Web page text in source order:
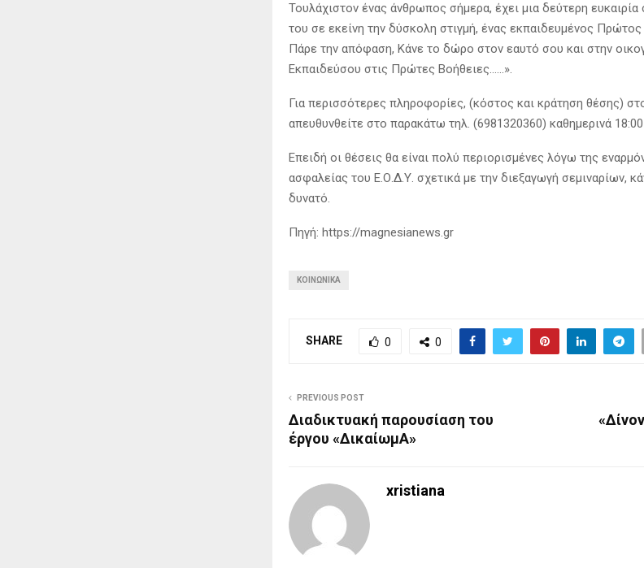
Τουλάχιστον ένας άνθρωπος σήμερα, έχει μια δεύτερη
του σε εκείνη την δύσκολη στιγμή, ένας εκπαιδευμένος Πρώτος
Πάρε την απόφαση, Κάνε το δώρο στον εαυτό σου και στην
Εκπαιδεύσου στις Πρώτες Βοήθειες……».
Για περισσότερες πληροφορίες, (κόστος και κράτηση θέσης)
απευθυνθείτε στo παρακάτω τηλ. (6981320360) καθημερινά
Επειδή οι θέσεις θα είναι πολύ περιορισμένες λόγω της
ασφαλείας του Ε.Ο.Δ.Υ. σχετικά με την διεξαγωγή σεμιναρίων,
δυνατό.
Πηγή: https://magnesianews.gr
ΚΟΙΝΩΝΙΚΆ
SHARE 0 0
PREVIOUS POST
Διαδικτυακή παρουσίαση του
έργου «ΔικαίωμΑ»
xristiana